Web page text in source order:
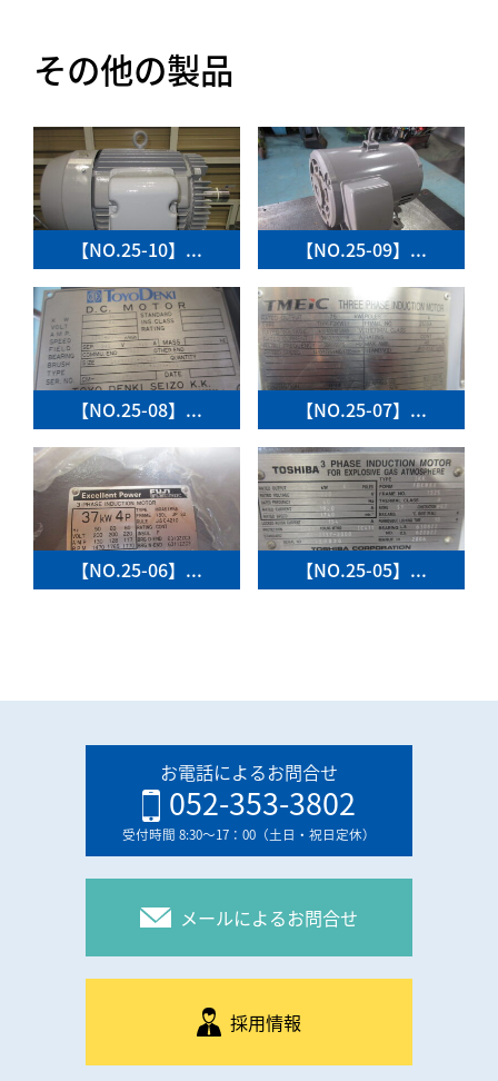
その他の製品
【NO.25-10】... 【NO.25-09】...
【NO.25-08】... 【NO.25-07】...
【NO.25-06】... 【NO.25-05】...
お電話によるお問合せ
052-353-3802
受付時間 8:30〜17：00（土日・祝日定休）
メールによるお問合せ
採用情報